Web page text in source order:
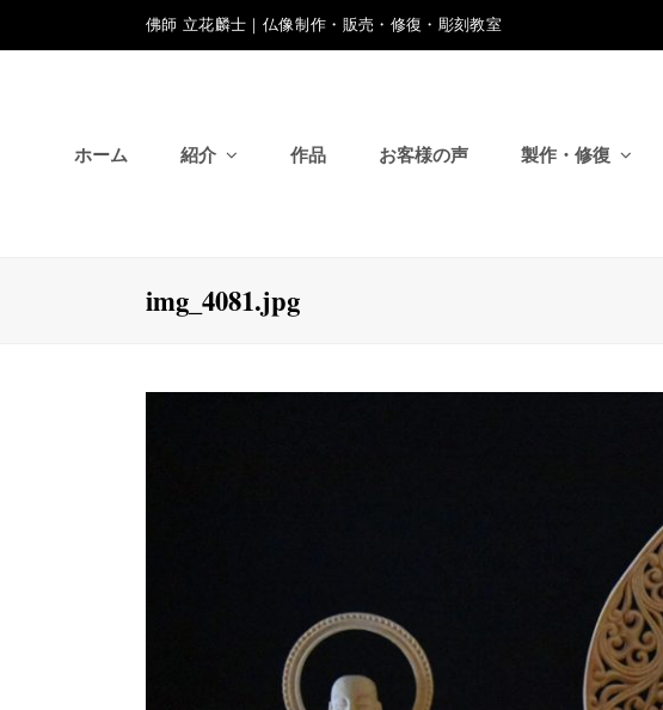
佛師 立花麟士｜仏像制作・販売・修復・彫刻教室
ホーム 紹介 作品 お客様の声 製作・修復
img_4081.jpg